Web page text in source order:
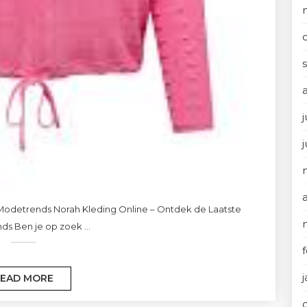
Norah Kleding Online – Ontdek de Laatste
Ben je op zoek ...
MORE